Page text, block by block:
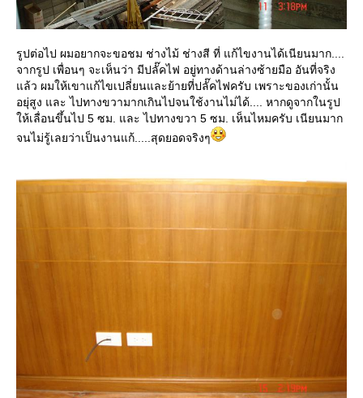
รูปต่อไป ผมอยากจะขอชม ช่างไม้ ช่างสี ที่ แก้ไขงานได้เนียนมาก....
จากรูป เพื่อนๆ จะเห็นว่า มีปลั๊คไฟ อยู่ทางด้านล่างซ้ายมือ อันที่จริง
ล้ว ผมให้เขาแก้ไขเปลี่ยนและย้ายที่ปลั๊คไฟครับ เพราะของเก่านั้น
อยุ่สูง และ ไปทางขวามากเกินไปจนใช้งานไม่ได้.... หากดูจากในรูป
ห้เลื่อนขึ้นไป 5 ซม. และ ไปทางขวา 5 ซม. เห็นไหมครับ เนียนมาก
จนไม่รู้เลยว่าเป็นงานแก้.....สุดยอดจริงๆ